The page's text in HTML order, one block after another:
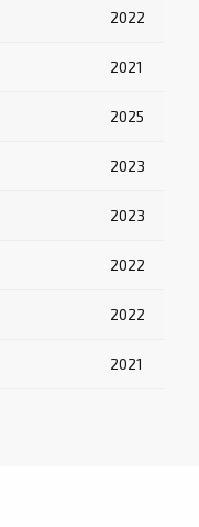
2022
2021
2025
2023
2023
2022
2022
2021